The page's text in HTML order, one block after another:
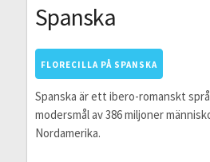
Spanska
FLORECILLA PÅ SPANSKA
Spanska är ett ibero-romanskt
modersmål av 386 miljoner
Nordamerika.